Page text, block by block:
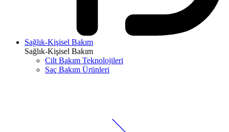
Sağlık-Kişisel Bakım
Sağlık-Kişisel Bakım
Cilt Bakım Teknolojileri
Saç Bakım Ürünleri